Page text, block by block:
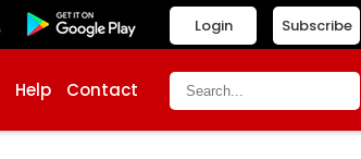
Subscribe
Login
Help Contact